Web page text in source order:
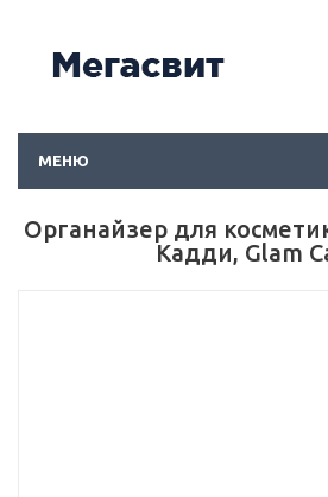
МЕНЮ
Органайзер для
Кадди, Glam